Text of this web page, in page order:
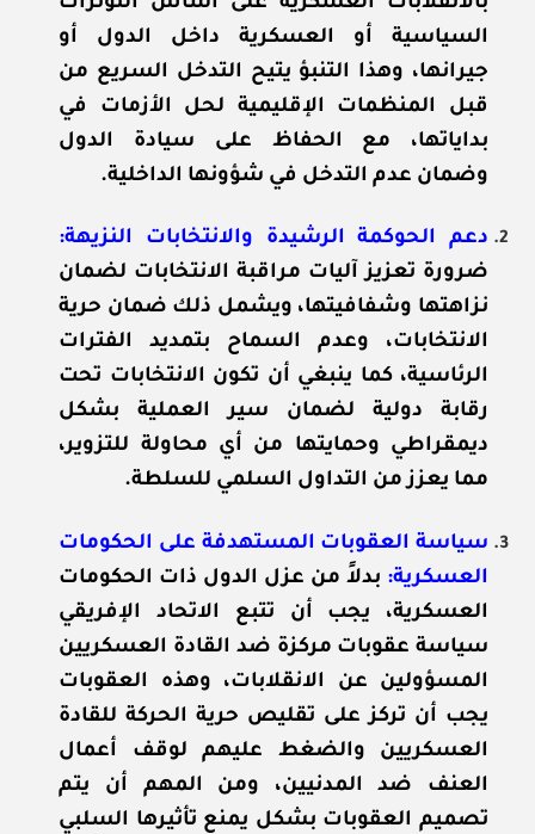
السياسية أو العسكرية داخل الدول أو
جيرانها، وهذا التنبؤ يتيح التدخل السريع من
قبل المنظمات الإقليمية لحل الأزمات في
بداياتها، مع الحفاظ على سيادة الدول
وضمان عدم التدخل في شؤونها الداخلية.
دعم الحوكمة الرشيدة والانتخابات النزيهة:
ضرورة تعزيز آليات مراقبة الانتخابات لضمان
نزاهتها وشفافيتها، ويشمل ذلك ضمان حرية
الانتخابات، وعدم السماح بتمديد الفترات
الرئاسية، كما ينبغي أن تكون الانتخابات تحت
رقابة دولية لضمان سير العملية بشكل
ديمقراطي وحمايتها من أي محاولة للتزوير،
مما يعزز من التداول السلمي للسلطة.
سياسة العقوبات المستهدفة على الحكومات
العسكرية: بدلاً من عزل الدول ذات الحكومات
العسكرية، يجب أن تتبع الاتحاد الإفريقي
سياسة عقوبات مركزة ضد القادة العسكريين
المسؤولين عن الانقلابات، وهذه العقوبات
يجب أن تركز على تقليص حرية الحركة للقادة
العسكريين والضغط عليهم لوقف أعمال
العنف ضد المدنيين، ومن المهم أن يتم
تصميم العقوبات بشكل يمنع تأثيرها السلبي